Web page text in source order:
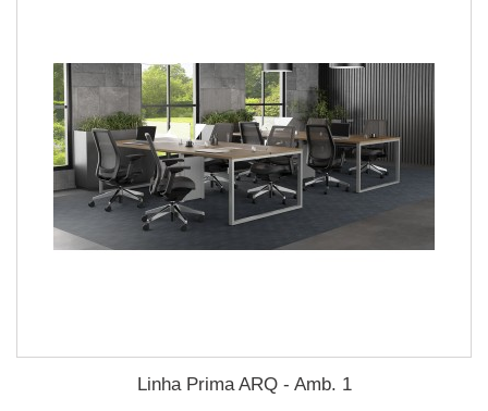
Linha Prima ARQ - Amb. 1